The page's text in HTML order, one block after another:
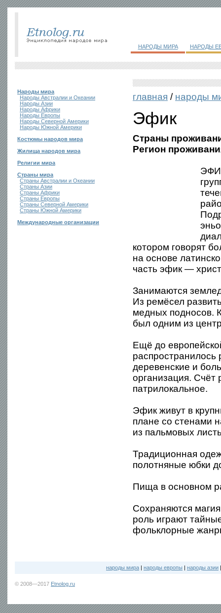
НАРОДЫ МИРА НАРОДЫ
Народы мира
Народы Австралии и Океании
Народы Азии
Народы Африки
Народы Европы
Народы Северной Америки
Народы Южной Америки
Костюмы народов мира
Жилища народов мира
Религии мира
Страны мира
Страны Австралии и Океании
Страны Азии
Страны Африки
Страны Европы
Страны Северной Америки
Страны Южной Америки
Международные организации
главная / народы
Эфик
Страны
Регион
котором говорят
на основе
часть эфик —
Занимаются
Из ремёсел
медных подносов.
был одним из
Ещё до
распространилось
деревенские и
организация. Счёт
патрилокальное.
Эфик живут в
плане со стенами
из пальмовых
Традиционная
полотняные юбки
Пища в основном
Сохраняются
роль играют
фольклорные
народы мира | народы европы | народы азии
© 2008—2017 Etnolog.ru